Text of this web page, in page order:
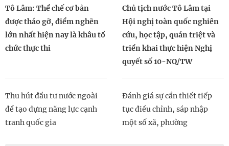
Tô Lâm: Thể chế cơ bản
được tháo gỡ, điểm nghẽn
lớn nhất hiện nay là khâu tổ
chức thực thi
Chủ tịch nước Tô Lâm tại
Hội nghị toàn quốc nghiên
cứu, học tập, quán triệt và
triển khai thực hiện Nghị
quyết số 10-NQ/TW
Thu hút đầu tư nước ngoài
để tạo dựng năng lực cạnh
tranh quốc gia
Đánh giá sự cần thiết tiếp
tục điều chỉnh, sáp nhập
một số xã, phường